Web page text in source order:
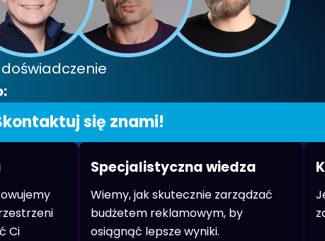
się znami!
Ci
Specjalistyczna wiedza
Wiemy, jak skutecznie zarządzać
budżetem reklamowym, by
osiągnąć lepsze wyniki.